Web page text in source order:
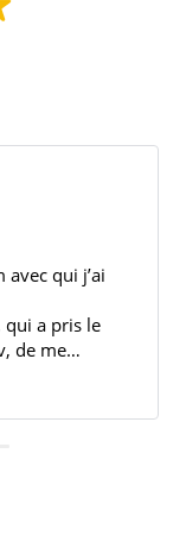
Très bon accueil. Personnel compétant et à
mois d’interim.